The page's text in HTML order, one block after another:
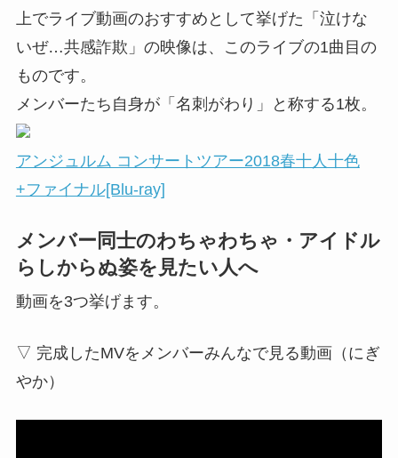
上でライブ動画のおすすめとして挙げた「泣けな
いぜ…共感詐欺」の映像は、このライブの1曲目の
ものです。
メンバーたち自身が「名刺がわり」と称する1枚。
アンジュルム コンサートツアー2018春十人十色
+ファイナル[Blu-ray]
メンバー同士のわちゃわちゃ・アイドル
らしからぬ姿を見たい人へ
動画を3つ挙げます。
▽ 完成したMVをメンバーみんなで見る動画（にぎ
やか）